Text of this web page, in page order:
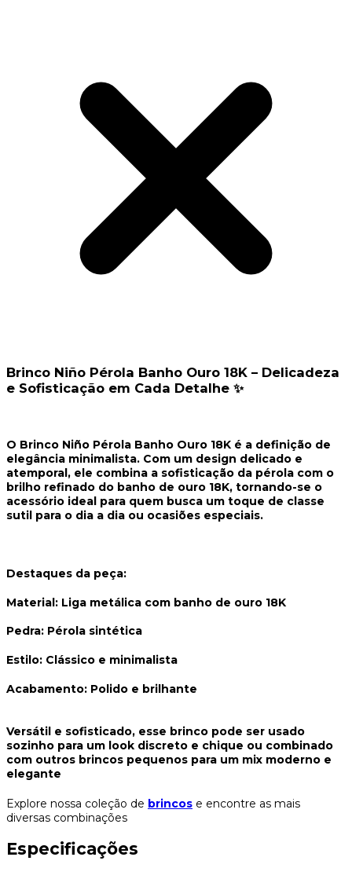
Brinco Niño Pérola Banho Ouro 18K – Delicadeza
e Sofisticação em Cada Detalhe ✨
O Brinco Niño Pérola Banho Ouro 18K é a definição de
elegância minimalista. Com um design delicado e
atemporal, ele combina a sofisticação da pérola com o
brilho refinado do banho de ouro 18K, tornando-se o
acessório ideal para quem busca um toque de classe
sutil para o dia a dia ou ocasiões especiais.
Destaques da peça:
Material: Liga metálica com banho de ouro 18K
Pedra: Pérola sintética
Estilo: Clássico e minimalista
Acabamento: Polido e brilhante
Versátil e sofisticado, esse brinco pode ser usado
sozinho para um look discreto e chique ou combinado
com outros brincos pequenos para um mix moderno e
elegante
Explore nossa coleção de brincos e encontre as mais
diversas combinações
Especificações